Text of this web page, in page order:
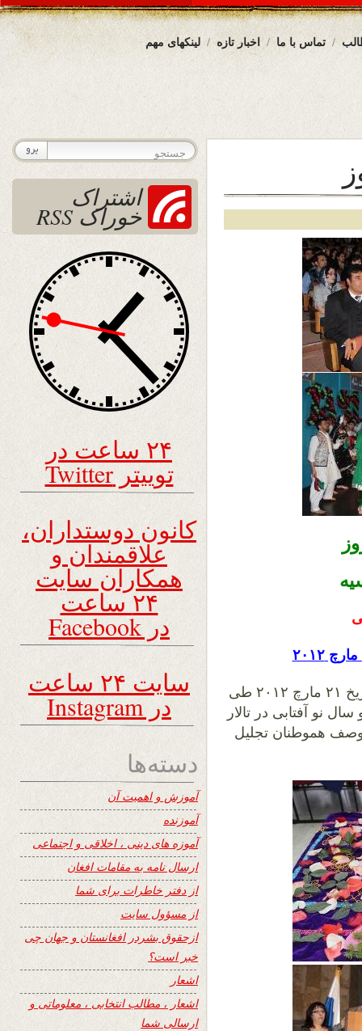
لینکهای مهم اخبار تازه تماس با ما
اتحادیه سراسری افغانهای مقیم فدراتیف روسیه بتاریخ ۲۱ مارچ ۲۰۱۲ طی
نو آفتابی در تالار
هموطنان تجلیل
اشتراک
خوراک RSS
۲۴ ساعت در
توییتر Twitter
کانون دوستداران،
علاقمندان و
همکاران سایت
۲۴ ساعت
در Facebook
سایت ۲۴ ساعت
در Instagram
دسته‌ها
آموزش و اهمیت آن
آموزنده
آموزه های دینی ، اخلاقی و اجتماعی
ارسال نامه به مقامات افغان
از دفتر خاطرات برای شما
از مسؤول سایت
ازحقوق بشردر افغانستان و جهان چی
خبر است؟
اشعار
اشعار ، مطالب انتخابی ، معلوماتی و
ارسالی شما